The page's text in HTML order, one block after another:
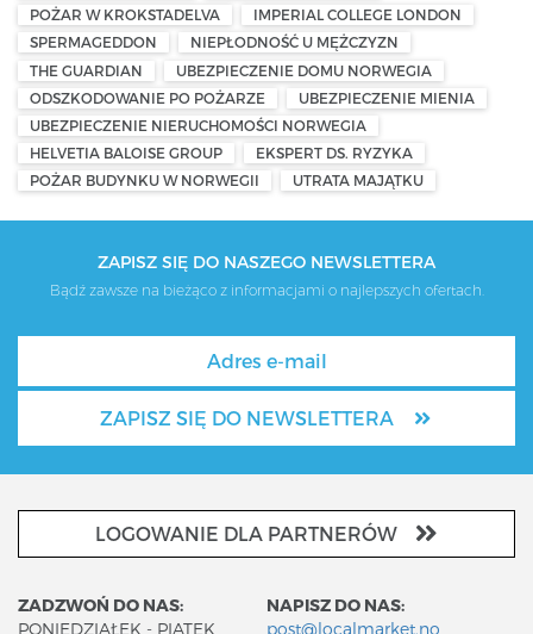
POŻAR W KROKSTADELVA
IMPERIAL COLLEGE LONDON
SPERMAGEDDON
NIEPŁODNOŚĆ U MĘŻCZYZN
THE GUARDIAN
UBEZPIECZENIE DOMU NORWEGIA
ODSZKODOWANIE PO POŻARZE
UBEZPIECZENIE MIENIA
UBEZPIECZENIE NIERUCHOMOŚCI NORWEGIA
HELVETIA BALOISE GROUP
EKSPERT DS. RYZYKA
POŻAR BUDYNKU W NORWEGII
UTRATA MAJĄTKU
ZAPISZ SIĘ DO NASZEGO NEWSLETTERA
Bądź zawsze na bieżąco z informacjami o najlepszych ofertach.
ZAPISZ SIĘ DO NEWSLETTERA
LOGOWANIE DLA PARTNERÓW
ZADZWOŃ DO NAS:
PONIEDZIAŁEK - PIĄTEK
NAPISZ DO NAS:
post@localmarket.no